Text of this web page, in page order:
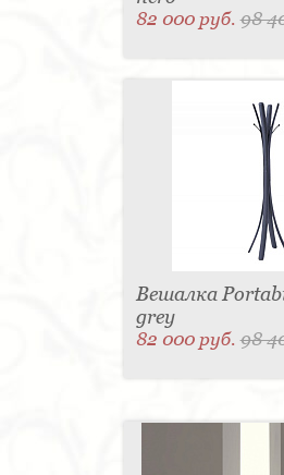
82 000 руб.98
Вешалка
grey
82 000 руб.98